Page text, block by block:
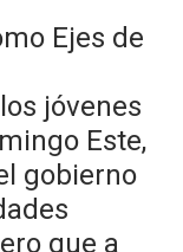
Ejes de
jóvenes
Este,
gobierno
que a